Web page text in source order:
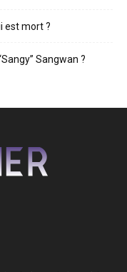
est mort ?
Sangwan ?